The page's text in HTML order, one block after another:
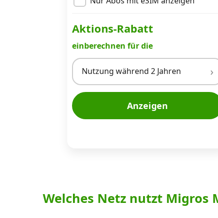
Aktions-Rabatt
einberechnen für die
Nutzung während 2 Jahren
Anzeigen
Welches Netz nutzt Migros